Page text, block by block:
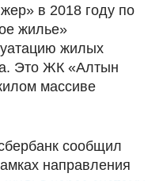
в 2018 году по
жилье»
жилых
Это ЖК «Алтын
массиве
сообщил
направления